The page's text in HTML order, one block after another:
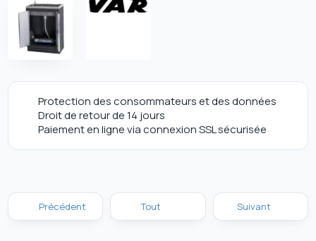
Protection des consommateurs et des données
Droit de retour de 14 jours
Paiement en ligne via connexion SSL sécurisée
Précédent Tout Suivant